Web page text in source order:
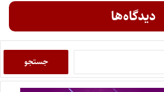
دیدگاه‌ها